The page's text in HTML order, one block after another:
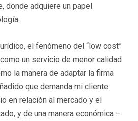
donde adquiere un papel
el fenómeno del “low cost”
un servicio de menor calidad
la manera de adaptar la firma
que demanda mi cliente
en relación al mercado y el
y de una manera económica –